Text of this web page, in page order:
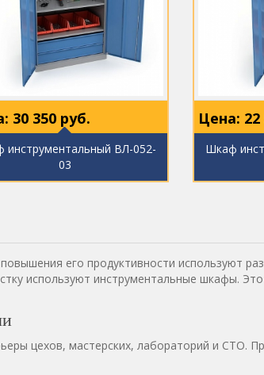
30 350 руб.
инструментальный ВЛ-052-
03
Цена: 22
Шкаф
его продуктивности используют
используют инструментальные шкафы.
цехов, мастерских, лабораторий и СТО.